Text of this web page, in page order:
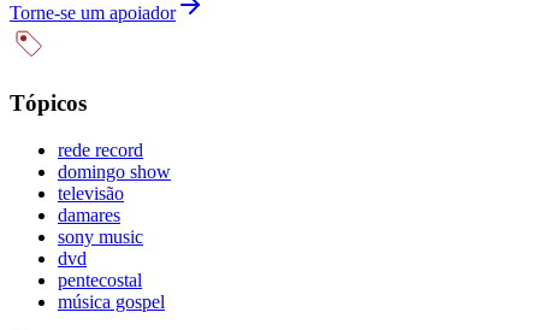
Torne-se um apoiador
Tópicos
rede record
domingo show
televisão
damares
sony music
dvd
pentecostal
música gospel